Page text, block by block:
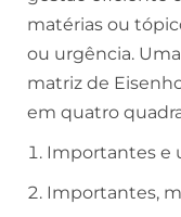
matérias ou
ou urgência.
matriz de
em quatro
Importantes e
Importantes,